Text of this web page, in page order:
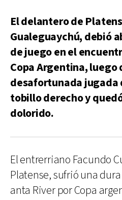
El delantero de
Gualeguaychú, debió
de juego en el
Copa Argentina, luego
desafortunada jugada
tobillo derecho y
dolorido.
El entrerriano Facundo
Platense, sufrió una
anta River por Copa